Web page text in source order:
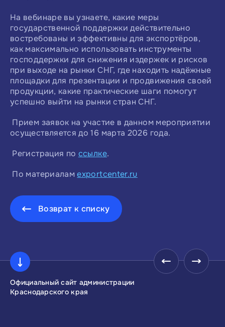
На вебинаре вы узнаете, какие меры
государственной поддержки действительно
востребованы и эффективны для экспортёров,
как максимально использовать инструменты
господдержки для снижения издержек и рисков
при выходе на рынки СНГ, где находить надёжные
площадки для презентации и продвижения своей
продукции, какие практические шаги помогут
успешно выйти на рынки стран СНГ.
Прием заявок на участие в данном мероприятии
осуществляется до 16 марта 2026 года.
Регистрация по ссылке.
По материаламexportcenter.ru
Возврат к списку
Официальный сайт администрации
Краснодарского края